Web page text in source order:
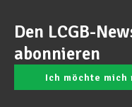
Den LCGB-
abonnieren
Ich möchte